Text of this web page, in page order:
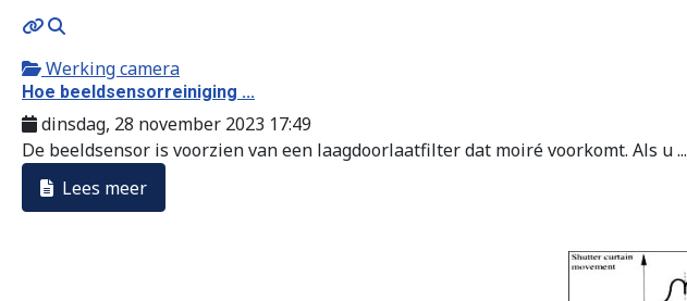
MOD_JTCS_VIEW_ARTICLE_LINK
Werking camera
Hoe beeldsensorreiniging ...
dinsdag, 28 november 2023 17:49
De beeldsensor is voorzien van een laagdoorlaatfilter dat moiré voorkomt. Als u ...
Lees meer